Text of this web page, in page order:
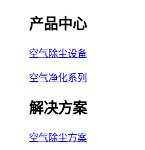
产品中心
空气除尘设备
空气净化系列
解决方案
空气除尘方案